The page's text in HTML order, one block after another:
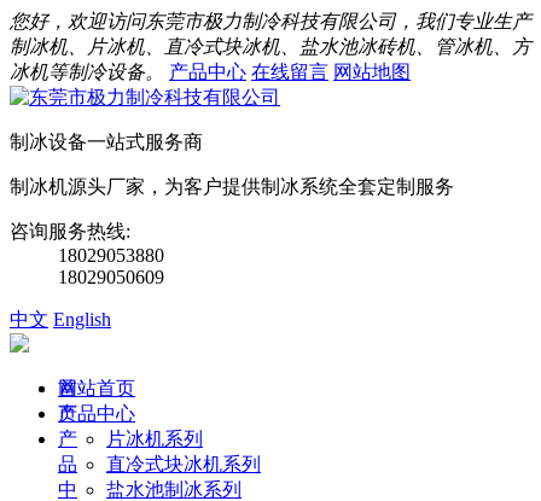
您好，欢迎访问东莞市极力制冷科技有限公司，我们专业生产
制冰机、片冰机、直冷式块冰机、盐水池冰砖机、管冰机、方
冰机等制冷设备。
产品中心 在线留言 网站地图
制冰设备一站式服务商
制冰机源头厂家，为客户提供制冰系统全套定制服务
咨询服务热线:
18029053880
18029050609
中文 English
首
页
产
品
中
网站首页
产品中心
片冰机系列
直冷式块冰机系列
盐水池制冰系列